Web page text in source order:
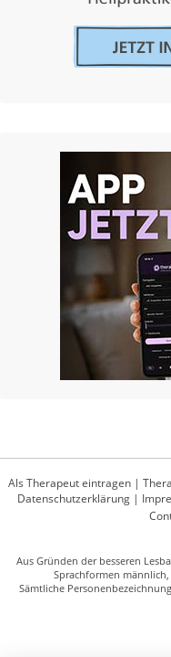
Als Therapeut eintragen |
Datenschutzerklärung|
Aus Gründen der besseren
Sprachformen
Sämtliche